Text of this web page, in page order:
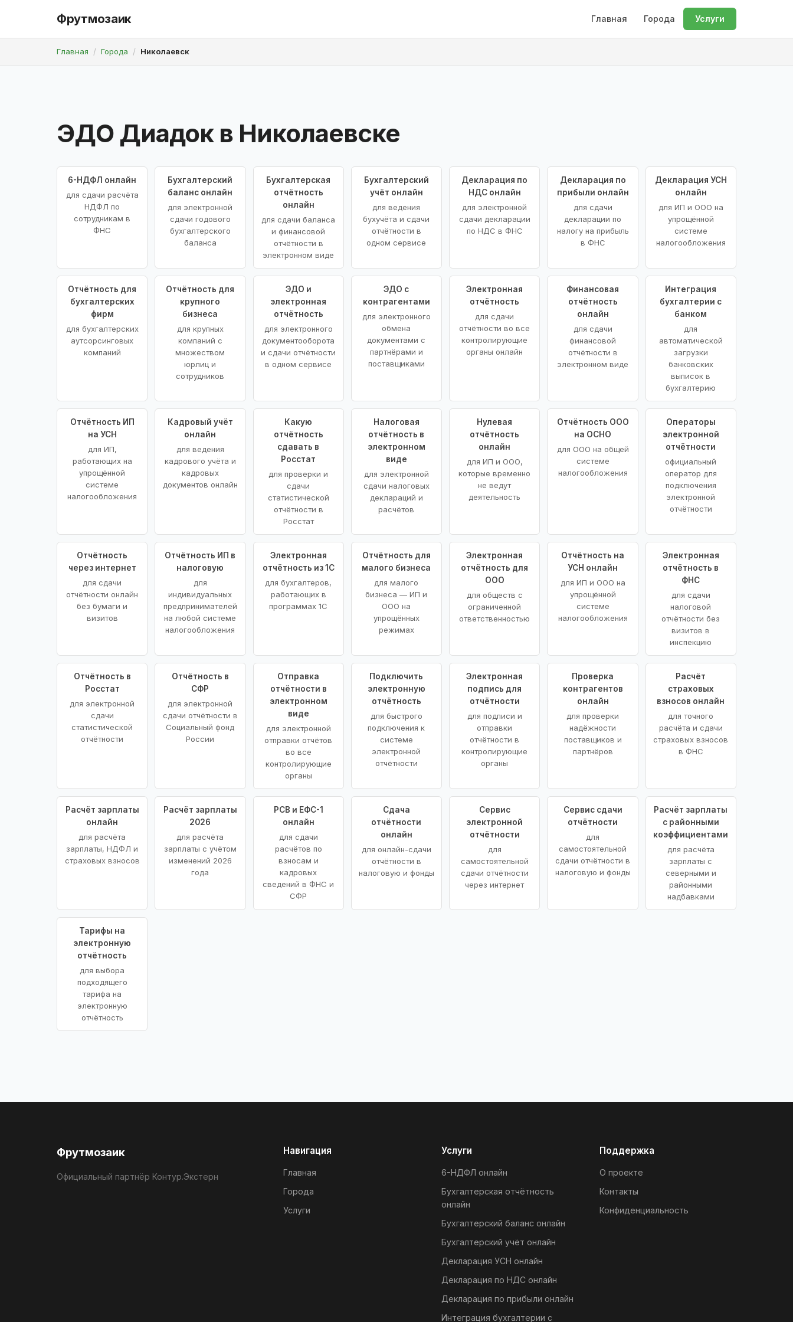
Фрутмозаик Главная Города Услуги
Главная Города Николаевск
ЭДО Диадок в Николаевске
6-НДФЛ онлайн
для сдачи расчёта
НДФЛ по
сотрудникам в
ФНС
Бухгалтерский
баланс онлайн
для электронной
сдачи годового
бухгалтерского
баланса
Бухгалтерская
отчётность
онлайн
для сдачи баланса
и финансовой
отчётности в
электронном виде
Бухгалтерский
учёт онлайн
для ведения
бухучёта и сдачи
отчётности в
одном сервисе
Декларация по
НДС онлайн
для электронной
сдачи декларации
по НДС в ФНС
Декларация по
прибыли онлайн
для сдачи
декларации по
налогу на прибыль
в ФНС
Декларация УСН
онлайн
для ИП и ООО на
упрощённой
системе
налогообложения
Отчётность для
бухгалтерских
фирм
для бухгалтерских
аутсорсинговых
компаний
Отчётность для
крупного
бизнеса
для крупных
компаний с
множеством
юрлиц и
сотрудников
ЭДО и
электронная
отчётность
для электронного
документооборота
и сдачи отчётности
в одном сервисе
ЭДО с
контрагентами
для электронного
обмена
документами с
партнёрами и
поставщиками
Электронная
отчётность
для сдачи
отчётности во все
контролирующие
органы онлайн
Финансовая
отчётность
онлайн
для сдачи
финансовой
отчётности в
электронном виде
Интеграция
бухгалтерии с
банком
для
автоматической
загрузки
банковских
выписок в
бухгалтерию
Отчётность ИП
на УСН
для ИП,
работающих на
упрощённой
системе
налогообложения
Кадровый учёт
онлайн
для ведения
кадрового учёта и
кадровых
документов онлайн
Какую
отчётность
сдавать в
Росстат
для проверки и
сдачи
статистической
отчётности в
Росстат
Налоговая
отчётность в
электронном
виде
для электронной
сдачи налоговых
деклараций и
расчётов
Нулевая
отчётность
онлайн
для ИП и ООО,
которые временно
не ведут
деятельность
Отчётность ООО
на ОСНО
для ООО на общей
системе
налогообложения
Операторы
электронной
отчётности
официальный
оператор для
подключения
электронной
отчётности
Отчётность
через интернет
для сдачи
отчётности онлайн
без бумаги и
визитов
Отчётность ИП в
налоговую
для
индивидуальных
предпринимателей
на любой системе
налогообложения
Электронная
отчётность из 1С
для бухгалтеров,
работающих в
программах 1С
Отчётность для
малого бизнеса
для малого
бизнеса — ИП и
ООО на
упрощённых
режимах
Электронная
отчётность для
ООО
для обществ с
ограниченной
ответственностью
Отчётность на
УСН онлайн
для ИП и ООО на
упрощённой
системе
налогообложения
Электронная
отчётность в
ФНС
для сдачи
налоговой
отчётности без
визитов в
инспекцию
Отчётность в
Росстат
для электронной
сдачи
статистической
отчётности
Отчётность в
СФР
для электронной
сдачи отчётности в
Социальный фонд
России
Отправка
отчётности в
электронном
виде
для электронной
отправки отчётов
во все
контролирующие
органы
Подключить
электронную
отчётность
для быстрого
подключения к
системе
электронной
отчётности
Электронная
подпись для
отчётности
для подписи и
отправки
отчётности в
контролирующие
органы
Проверка
контрагентов
онлайн
для проверки
надёжности
поставщиков и
партнёров
Расчёт
страховых
взносов онлайн
для точного
расчёта и сдачи
страховых взносов
в ФНС
Расчёт зарплаты
онлайн
для расчёта
зарплаты, НДФЛ и
страховых взносов
Расчёт зарплаты
2026
для расчёта
зарплаты с учётом
изменений 2026
года
РСВ и ЕФС-1
онлайн
для сдачи
расчётов по
взносам и
кадровых
сведений в ФНС и
СФР
Сдача
отчётности
онлайн
для онлайн-сдачи
отчётности в
налоговую и фонды
Сервис
электронной
отчётности
для
самостоятельной
сдачи отчётности
через интернет
Сервис сдачи
отчётности
для
самостоятельной
сдачи отчётности в
налоговую и фонды
Расчёт зарплаты
с районными
коэффициентами
для расчёта
зарплаты с
северными и
районными
надбавками
Тарифы на
электронную
отчётность
для выбора
подходящего
тарифа на
электронную
отчётность
Фрутмозаик
Официальный партнёр Контур.Экстерн
Навигация
Главная
Города
Услуги
Услуги
6-НДФЛ онлайн
Бухгалтерская отчётность
онлайн
Бухгалтерский баланс онлайн
Бухгалтерский учёт онлайн
Декларация УСН онлайн
Декларация по НДС онлайн
Декларация по прибыли онлайн
Интеграция бухгалтерии с
Поддержка
О проекте
Контакты
Конфиденциальность